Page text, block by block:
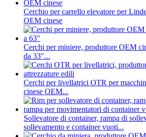
Cerchio per carrello elevatore per
OEM cinese
Cerchi per miniere, produttore OEM
da 33″...
Cerchi per livellatrici OTR per
cinese OEM...
Sollevatore di container, rampa di
sollevamento e container vuoti...